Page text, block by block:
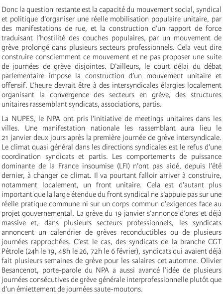
Donc la question restante est la capacité du mouvement social, syndical
et politique d’organiser une réelle mobilisation populaire unitaire, par
des manifestations de rue, et la construction d’un rapport de force
traduisant l’hostilité des couches populaires, par un mouvement de
grève prolongé dans plusieurs secteurs professionnels. Cela veut dire
construire consciemment ce mouvement et ne pas proposer une suite
de journées de grève disjointes. D’ailleurs, le court délai du débat
parlementaire impose la construction d’un mouvement unitaire et
offensif. L’heure devrait être à des intersyndicales élargies localement
organisant la convergence des secteurs en grève, des structures
unitaires rassemblant syndicats, associations, partis.
La NUPES, le NPA ont pris l’initiative de meetings unitaires dans les
villes. Une manifestation nationale les rassemblant aura lieu le
21 janvier deux jours après la première journée de grève intersyndicale.
Le climat quasi général dans les directions syndicales est le refus d’une
coordination syndicats et partis. Les comportements de puissance
dominante de la France insoumise (LFI) n’ont pas aidé, depuis l’été
dernier, à changer ce climat. Il va pourtant falloir arriver à construire,
notamment localement, un front unitaire. Cela est d’autant plus
important que la large étendue du front syndical ne s’appuie pas sur une
réelle pratique commune ni sur un corps commun d’exigences face au
projet gouvernemental. La grève du 19 janvier s’annonce d’ores et déjà
massive et, dans plusieurs secteurs professionnels, les syndicats
annoncent un calendrier de grèves reconductibles ou de plusieurs
journées rapprochées. C’est le cas, des syndicats de la branche CGT
Pétrole (24h le 19, 48h le 26, 72h le 6 février), syndicats qui avaient déjà
fait plusieurs semaines de grève pour les salaires cet automne. Olivier
Besancenot, porte-parole du NPA a aussi avancé l’idée de plusieurs
journées consécutives de grève générale interprofessionnelle plutôt que
d’un émiettement de journées saute-moutons.